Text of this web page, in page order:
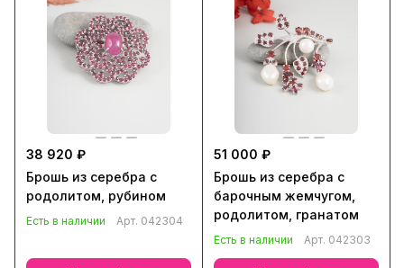
38 920 ₽
Брошь из серебра с
родолитом, рубином
Есть в наличии Арт. 042304
51 000 ₽
Брошь из серебра с
барочным жемчугом,
родолитом, гранатом
Есть в наличии Арт. 042303